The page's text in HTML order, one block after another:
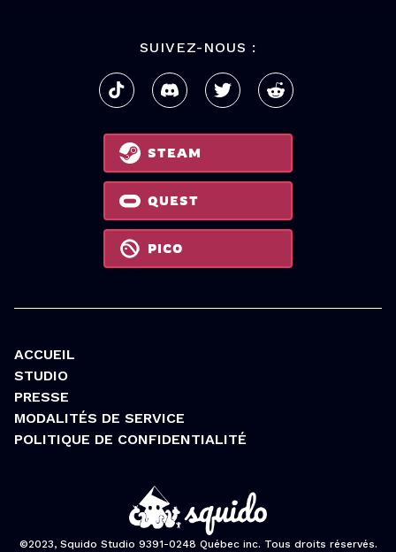
SUIVEZ-NOUS :
STEAM
QUEST
PICO
ACCUEIL
STUDIO
PRESSE
MODALITÉS DE SERVICE
POLITIQUE DE CONFIDENTIALITÉ
©2023, Squido Studio 9391-0248 Québec inc. Tous droits réservés.